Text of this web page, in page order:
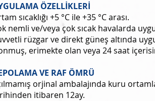
ÖZELLİKLERİ
sıcaklığı +5 °C ile +35 °C arası.
nemli ve/veya çok sıcak havalarda
rüzgar ve direkt güneş altında
erimekte olan veya 24 saat
VE RAF ÖMRÜ
orjinal ambalajında kuru
itibaren 12ay.